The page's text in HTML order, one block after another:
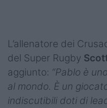
L’allenatore dei
del Super Rugby
aggiunto: “Pablo è
al mondo. È un
indiscutibili doti di